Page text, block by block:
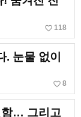
favorite_border 118
. 눈물 없이
favorite_border 8
함… 그리고